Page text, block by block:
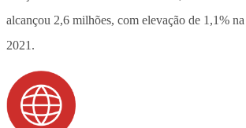
alcançou 2,6 milhões, com elevação de 1,1%
2021.